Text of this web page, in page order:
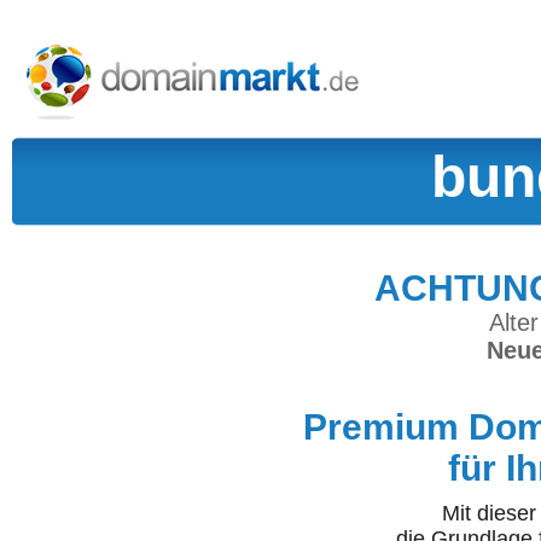
Premium
für
Mit